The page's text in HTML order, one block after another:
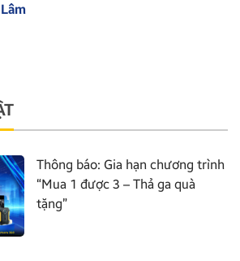
Thông báo: Gia hạn chương trình
“Mua 1 được 3 – Thả ga quà
tặng”